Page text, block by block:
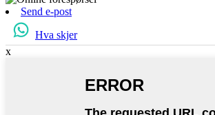
Send e-post
Hva skjer
x